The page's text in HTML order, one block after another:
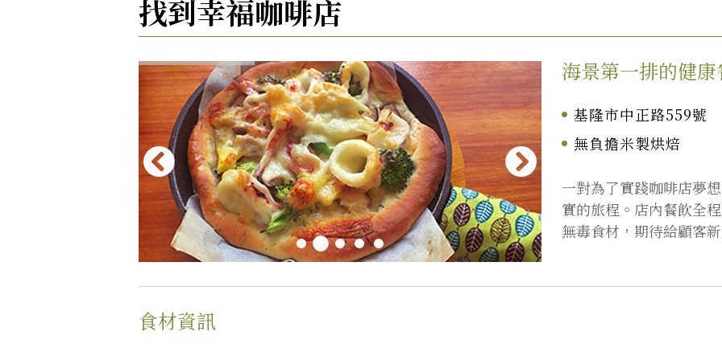
找到幸福咖啡店
海景第一排的健
基隆市中正路559號
無負擔米製烘焙
一對為了實踐咖啡店夢
實的旅程。店內餐飲全
無毒食材，期待給顧客
食材資訊